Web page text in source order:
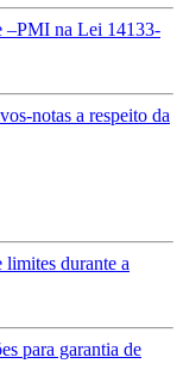
–PMI na Lei 14133-
notas a respeito da
durante a
para garantia de